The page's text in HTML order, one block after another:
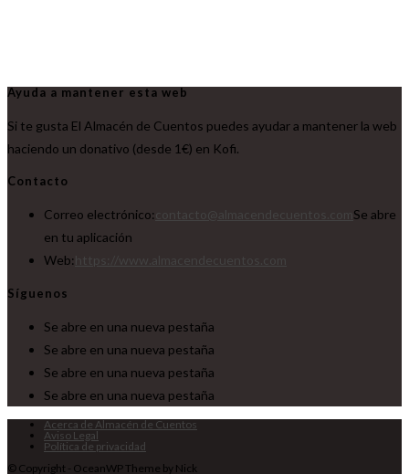
Ayuda a mantener esta web
Si te gusta El Almacén de Cuentos puedes ayudar a mantener la web
haciendo un donativo (desde 1€) en Kofi.
Contacto
Correo electrónico:
Se abre
en tu aplicación
Web:
Síguenos
Se abre en una nueva pestaña
Se abre en una nueva pestaña
Se abre en una nueva pestaña
Se abre en una nueva pestaña
Acerca de Almacén de Cuentos
Aviso Legal
Política de privacidad
© Copyright - OceanWP Theme by Nick